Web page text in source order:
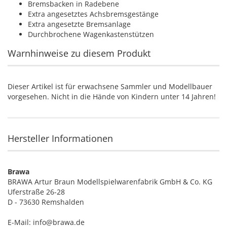
Bremsbacken in Radebene
Extra angesetztes Achsbremsgestänge
Extra angesetzte Bremsanlage
Durchbrochene Wagenkastenstützen
Warnhinweise zu diesem Produkt
Dieser Artikel ist für erwachsene Sammler und Modellbauer
vorgesehen. Nicht in die Hände von Kindern unter 14 Jahren!
Hersteller Informationen
Brawa
BRAWA Artur Braun Modellspielwarenfabrik GmbH & Co. KG
Uferstraße 26-28
D - 73630 Remshalden
E-Mail: info@brawa.de